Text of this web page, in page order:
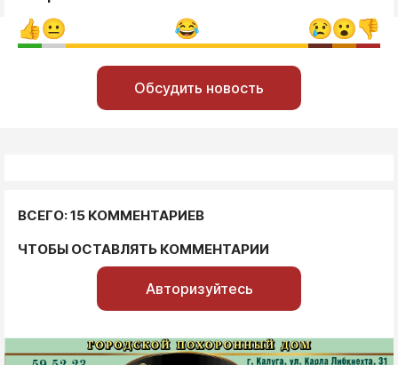
Обсудить новость
ВСЕГО: 15 КОММЕНТАРИЕВ
ЧТОБЫ ОСТАВЛЯТЬ КОММЕНТАРИИ
Авторизуйтесь